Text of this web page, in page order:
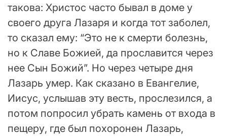
такова: Христос часто бывал в доме у
своего друга Лазаря и когда тот заболел,
то сказал ему: “Это не к смерти болезнь,
но к Славе Божией, да прославится через
нее Сын Божий”. Но через четыре дня
Лазарь умер. Как сказано в Евангелие,
Иисус, услышав эту весть, прослезился, а
потом попросил убрать камень от входа в
пещеру, где был похоронен Лазарь,